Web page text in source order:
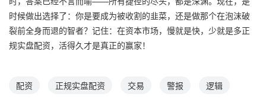
时候做出选择了：你是要成为被收割的韭菜，还是做那个在泡沫破
裂前全身而退的智者？记住：在资本市场，慢就是快，少就是多正
规实盘配资，活得久才是真正的赢家！
配资 正规实盘配资 交易 警报 逻辑